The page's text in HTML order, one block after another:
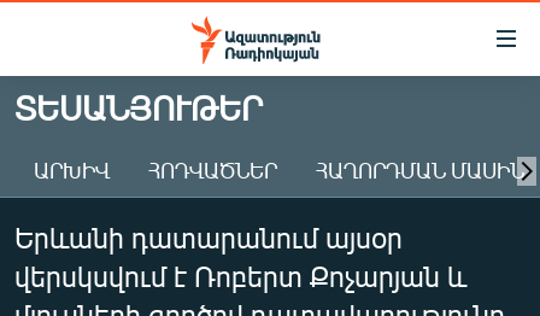
Մատչելիության
Անցնել
հիմնական
Անցնել
հիմնական
մենյուին
Որոնում
ԱԶԱՏՈՒԹՅՈՒՆ TV
ՀԱՅԱՍՏԱՆ
ԸՆՏՐՈՒԹՅՈՒՆՆԵՐ 2026
ԻՐԱՎՈՒՆՔ
ՏԵՍԱՆՅՈՒԹԵՐ
ԱՐԽԻՎ ՀՈԴՎԱԾՆԵՐ ՀԱՂՈՐԴՄԱՆ ՄԱՍԻՆ
Երևանի դատարանում այսօր
վերսկսվում է Ռոբերտ Քոչարյան և